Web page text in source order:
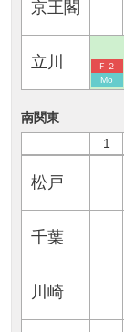
京王閣
立川
Ｆ２
Mo
南関東
1
松戸
千葉
川崎